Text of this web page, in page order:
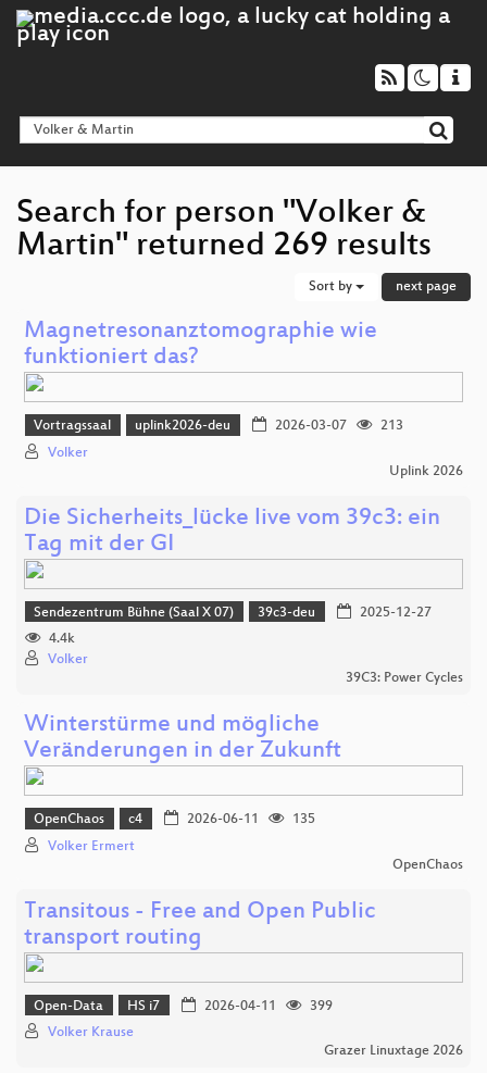
Search for person "Volker &
Martin" returned 269 results
Sort by next page
Magnetresonanztomographie wie
funktioniert das?
Vortragssaal uplink2026-deu 2026-03-07
213
Volker
Uplink 2026
Die Sicherheits_lücke live vom 39c3: ein
Tag mit der GI
Sendezentrum Bühne (Saal X 07) 39c3-deu
2025-12-27
4.4k
Volker
39C3: Power Cycles
Winterstürme und mögliche
Veränderungen in der Zukunft
OpenChaos c4 2026-06-11
135
Volker Ermert
OpenChaos
Transitous - Free and Open Public
transport routing
Open-Data HS i7 2026-04-11
399
Volker Krause
Grazer Linuxtage 2026